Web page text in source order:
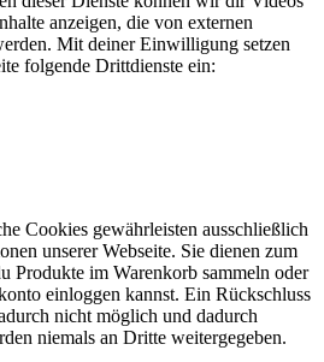
anzeigen, die von externen
Mit deiner Einwilligung setzen
folgende Drittdienste ein:
Cookies gewährleisten ausschließlich
unserer Webseite. Sie dienen zum
Produkte im Warenkorb sammeln oder
einloggen kannst. Ein Rückschluss
nicht möglich und dadurch
niemals an Dritte weitergegeben.